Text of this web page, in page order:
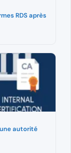
RDS après
autorité